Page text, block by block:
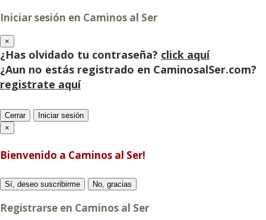
Iniciar sesión en Caminos al Ser
×
¿Has olvidado tu contraseña? click aquí
¿Aun no estás registrado en CaminosalSer.com?
registrate aquí
Cerrar
Iniciar sesión
×
Bienvenido a Caminos al Ser!
Sí, deseo suscribirme No, gracias
Registrarse en Caminos al Ser